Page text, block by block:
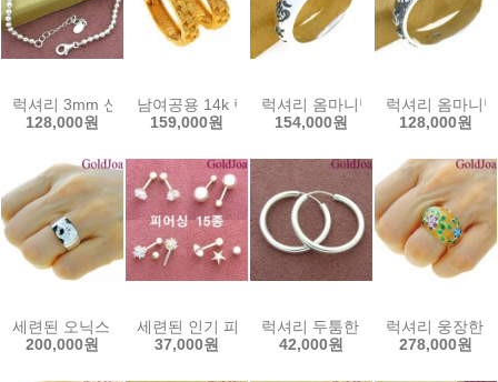
럭셔리 3mm 신형군번줄 공용 실버팔찌 (52354b) 선물용인기 골드조
128,000원
남여공용 14k 렉스 원터치 반쪽 14k귀걸이 (s-
159,000원
럭셔리 옴마니반메흠 음각
154,000원
럭셔리 옴마니
128,000원
세련된 오닉스 호랑이 실버반지 (20959r) 정품 순은 925 은반지 골드
200,000원
세련된 인기 피어싱 15종 실버귀걸이 (sve3) 무료배
37,000원
럭셔리 두툼한 25mm 파이프 링
42,000원
럭셔리 웅장한
278,000원